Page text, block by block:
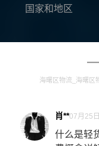
国家和地区
海曙区物流_海曙区
肖**07月25
什么是轻